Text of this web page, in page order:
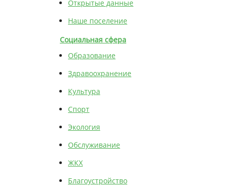
Открытые данные
Наше поселение
Социальная сфера
Образование
Здравоохранение
Культура
Спорт
Экология
Обслуживание
ЖКХ
Благоустройство